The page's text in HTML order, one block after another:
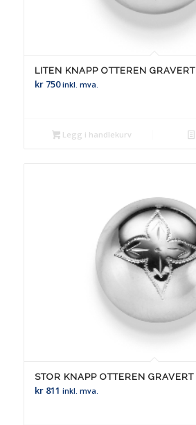
LITEN KNAPP OTTEREN GRAVERT
kr750 inkl. mva.
Legg i handlekurv
STOR KNAPP OTTEREN GRAVERT
kr811 inkl. mva.